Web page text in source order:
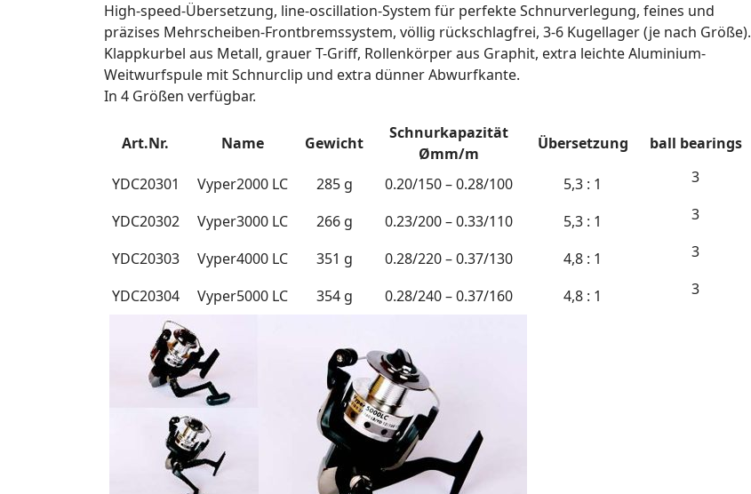
High-speed-Übersetzung, line-oscillation-System für perfekte Schnurverlegung, feines und
präzises Mehrscheiben-Frontbremssystem, völlig rückschlagfrei, 3-6 Kugellager (je nach Größe).
Klappkurbel aus Metall, grauer T-Griff, Rollenkörper aus Graphit, extra leichte Aluminium-
Weitwurfspule mit Schnurclip und extra dünner Abwurfkante.
In 4 Größen verfügbar.
Art.Nr. Name Gewicht
Schnurkapazität
Ømm/m
Übersetzung ball bearings
YDC20301 Vyper2000 LC 285 g 0.20/150 – 0.28/100 5,3 : 1 3
YDC20302 Vyper3000 LC 266 g 0.23/200 – 0.33/110 5,3 : 1 3
YDC20303 Vyper4000 LC 351 g 0.28/220 – 0.37/130 4,8 : 1 3
YDC20304 Vyper5000 LC 354 g 0.28/240 – 0.37/160 4,8 : 1 3